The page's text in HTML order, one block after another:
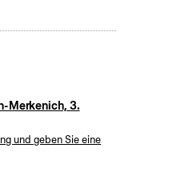
Merkenich, 3.
und geben Sie eine